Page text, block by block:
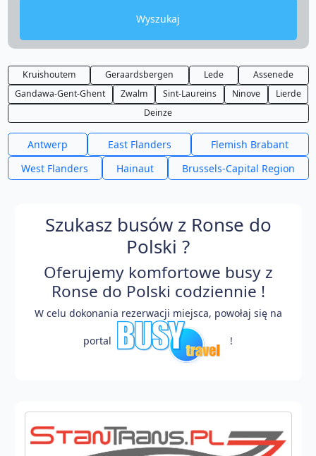
Wyszukaj
Kruishoutem Geraardsbergen Lede
Assenede
Gandawa-Gent-Ghent
Zwalm Sint-Laureins Ninove
Lierde
Deinze
Antwerp East Flanders
Flemish Brabant
West Flanders
Hainaut Brussels-Capital Region
Szukasz busów z Ronse do
Polski ?
Oferujemy komfortowe busy z
Ronse do Polski codziennie !
W celu dokonania rezerwacji miejsca, powołaj się na
portal !